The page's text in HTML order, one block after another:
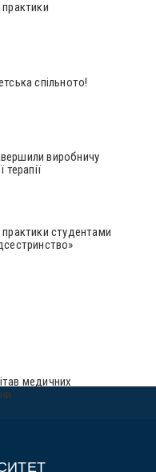
спільното!
виробничу
терапії
студентами
медичних